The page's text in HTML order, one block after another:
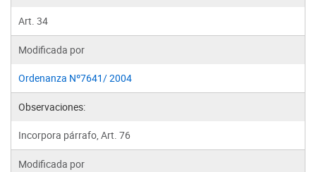
Art. 34
Modificada por
Ordenanza Nº7641/ 2004
Observaciones:
Incorpora párrafo, Art. 76
Modificada por